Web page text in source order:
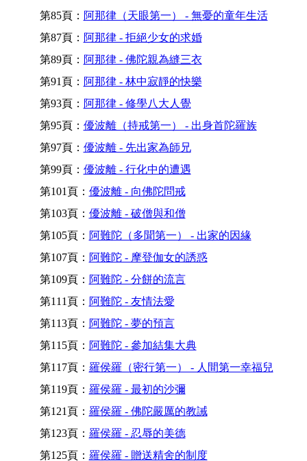
第85頁： 阿那律（天眼第一） - 無憂的童年生活
第87頁： 阿那律 - 拒絕少女的求婚
第89頁： 阿那律 - 佛陀親為縫三衣
第91頁： 阿那律 - 林中寂靜的快樂
第93頁： 阿那律 - 修學八大人覺
第95頁： 優波離（持戒第一） - 出身首陀羅族
第97頁： 優波離 - 先出家為師兄
第99頁： 優波離 - 行化中的遭遇
第101頁： 優波離 - 向佛陀問戒
第103頁： 優波離 - 破僧與和僧
第105頁： 阿難陀（多聞第一） - 出家的因緣
第107頁： 阿難陀 - 摩登伽女的誘惑
第109頁： 阿難陀 - 分餅的流言
第111頁： 阿難陀 - 友情法愛
第113頁： 阿難陀 - 夢的預言
第115頁： 阿難陀 - 參加結集大典
第117頁： 羅侯羅（密行第一） - 人間第一幸福兒
第119頁： 羅侯羅 - 最初的沙彌
第121頁： 羅侯羅 - 佛陀嚴厲的教誡
第123頁： 羅侯羅 - 忍辱的美德
第125頁： 羅侯羅 - 贈送精舍的制度